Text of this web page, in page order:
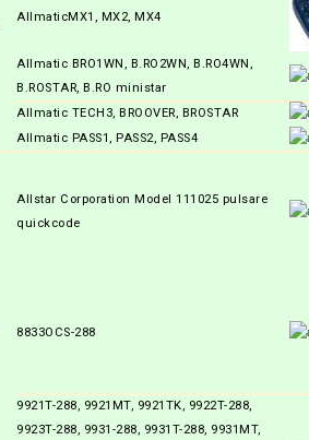
AllmaticMX1, MX2, MX4
Allmatic BRO1WN, B.RO2WN, B.RO4WN,
B.ROSTAR, B.RO ministar
Allmatic TECH3, BROOVER, BROSTAR
Allmatic PASS1, PASS2, PASS4
Allstar Corporation Model 111025 pulsare
quickcode
8833OCS-288
9921T-288, 9921MT, 9921TK, 9922T-288,
9923T-288, 9931-288, 9931T-288, 9931MT,